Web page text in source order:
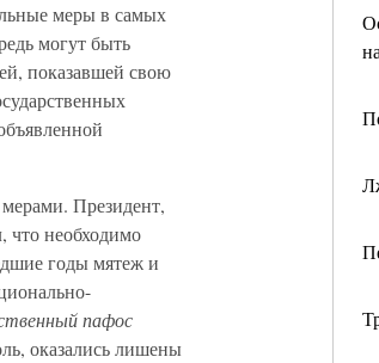
меры в самых
могут быть
показавшей свою
Президент,
что необходимо
годы мятеж и
пафос
оказались лишены